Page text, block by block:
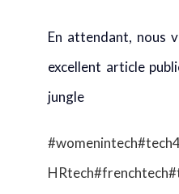
En attendant, nous
excellent article
jungle
#womenintech
HRtech#frenchtech